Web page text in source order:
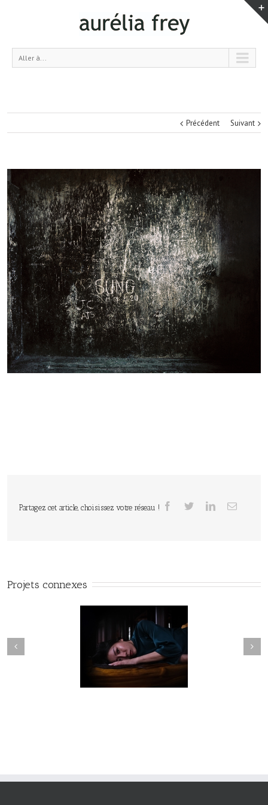
Aller à...
Précédent Suivant
Partagez cet article, choisissez votre réseau !
Projets connexes
Fleuve #040
Fleuve #039